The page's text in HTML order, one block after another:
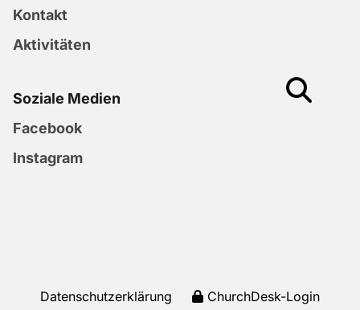
Kontakt
Aktivitäten
Soziale Medien
Facebook
Instagram
Datenschutzerklärung ChurchDesk-Login